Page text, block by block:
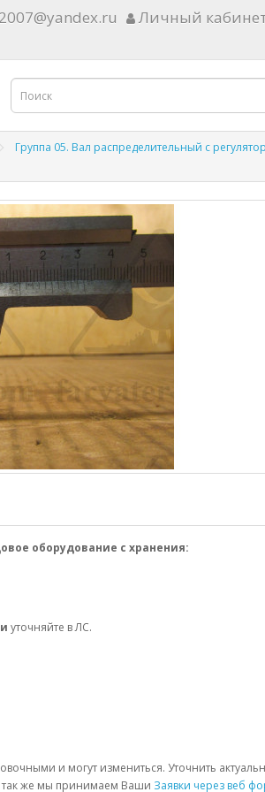
Личный
Группа 05. Вал распределительный с
оборудование с хранения:
уточняйте в ЛС.
и могут измениться. Уточнить
так же мы принимаем Ваши Заявки через веб